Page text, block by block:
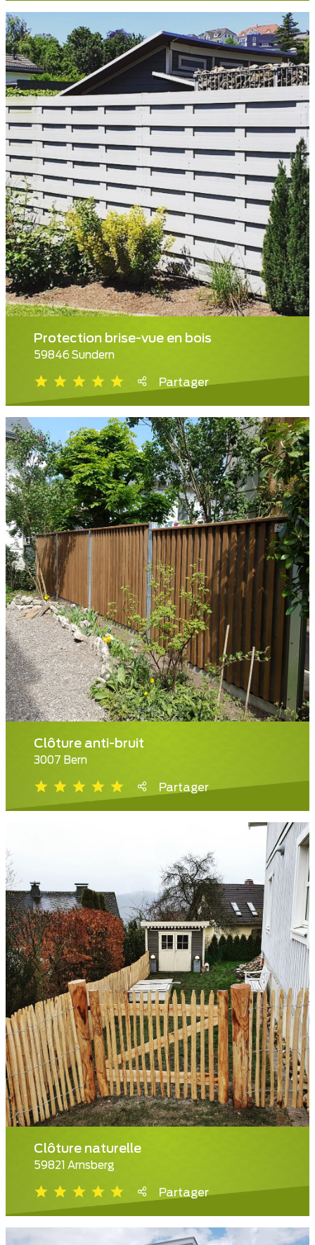
Protection brise-vue en bois
59846 Sundern
Partager
Clôture anti-bruit
3007 Bern
Partager
Clôture naturelle
59821 Arnsberg
Partager